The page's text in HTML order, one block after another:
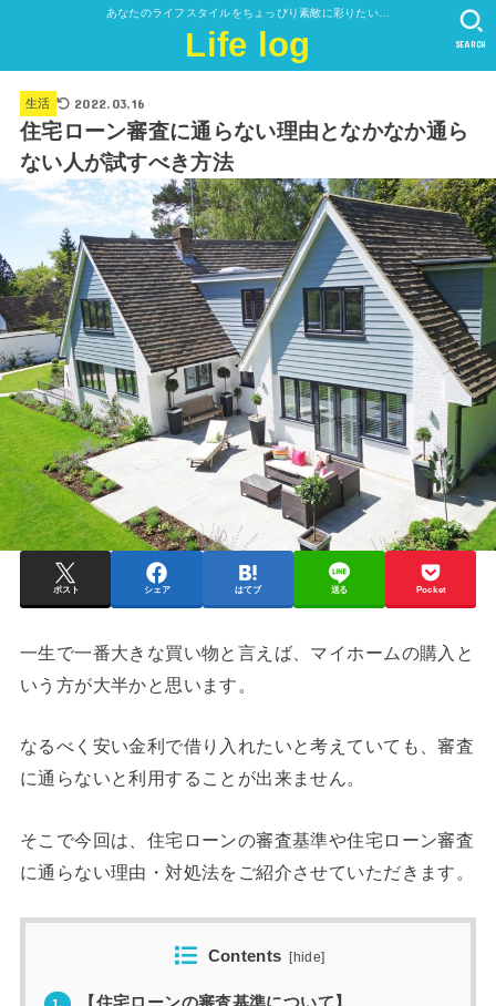
あなたのライフスタイルをちょっぴり素敵に彩りたい…
Life log SEARCH
生活 2022.03.16
住宅ローン審査に通らない理由となかなか通ら
ない人が試すべき方法
ポスト シェア はてブ 送る Pocket
一生で一番大きな買い物と言えば、マイホームの購入と
いう方が大半かと思います。
なるべく安い金利で借り入れたいと考えていても、審査
に通らないと利用することが出来ません。
そこで今回は、住宅ローンの審査基準や住宅ローン審査
に通らない理由・対処法をご紹介させていただきます。
Contents [hide]